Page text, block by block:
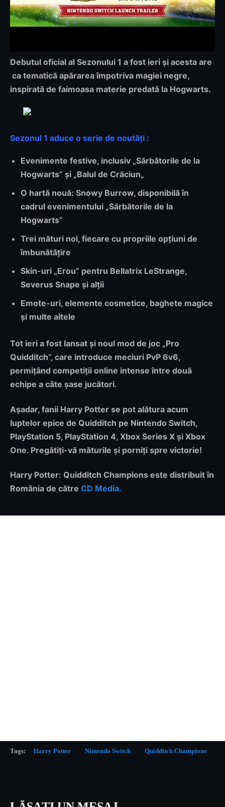
Debutul oficial al Sezonului 1 a fost ieri și acesta are
ca tematică apărarea împotriva magiei negre,
inspirată de faimoasa materie predată la Hogwarts.
Sezonul 1 aduce o serie de noutăți :
Evenimente festive, inclusiv „Sărbătorile de la
Hogwarts” și „Balul de Crăciun„
O hartă nouă: Snowy Burrow, disponibilă în
cadrul evenimentului „Sărbătorile de la
Hogwarts”
Trei mături noi, fiecare cu propriile opțiuni de
îmbunătățire
Skin-uri „Erou” pentru Bellatrix LeStrange,
Severus Snape și alții
Emote-uri, elemente cosmetice, baghete magice
și multe altele
Tot ieri a fost lansat și noul mod de joc „Pro
Quidditch”, care introduce meciuri PvP 6v6,
permițând competiții online intense între două
echipe a câte șase jucători.
Așadar, fanii Harry Potter se pot alătura acum
luptelor epice de Quidditch pe Nintendo Switch,
PlayStation 5, PlayStation 4, Xbox Series X și Xbox
One. Pregătiți-vă măturile și porniți spre victorie!
Harry Potter: Quidditch Champions este distribuit în
România de către CD Media.
Tags: Harry Potter Nintendo Switch Quidditch Champions